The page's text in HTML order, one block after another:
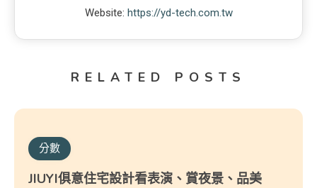
Website: https://yd-tech.com.tw
RELATED POSTS
分數
JIUYI俱意住宅設計看表演、賞夜景、品美